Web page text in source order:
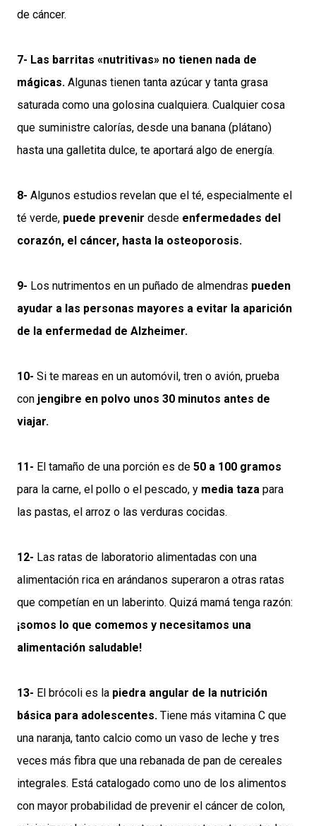
de cáncer.
7- Las barritas «nutritivas» no tienen nada de
mágicas. Algunas tienen tanta azúcar y tanta grasa
saturada como una golosina cualquiera. Cualquier cosa
que suministre calorías, desde una banana (plátano)
hasta una galletita dulce, te aportará algo de energía.
8- Algunos estudios revelan que el té, especialmente el
té verde, puede prevenir desde enfermedades del
corazón, el cáncer, hasta la osteoporosis.
9- Los nutrimentos en un puñado de almendras pueden
ayudar a las personas mayores a evitar la aparición
de la enfermedad de Alzheimer.
10- Si te mareas en un automóvil, tren o avión, prueba
con jengibre en polvo unos 30 minutos antes de
viajar.
11- El tamaño de una porción es de 50 a 100 gramos
para la carne, el pollo o el pescado, y media taza para
las pastas, el arroz o las verduras cocidas.
12- Las ratas de laboratorio alimentadas con una
alimentación rica en arándanos superaron a otras ratas
que competían en un laberinto. Quizá mamá tenga razón:
¡somos lo que comemos y necesitamos una
alimentación saludable!
13- El brócoli es la piedra angular de la nutrición
básica para adolescentes. Tiene más vitamina C que
una naranja, tanto calcio como un vaso de leche y tres
veces más fibra que una rebanada de pan de cereales
integrales. Está catalogado como uno de los alimentos
con mayor probabilidad de prevenir el cáncer de colon,